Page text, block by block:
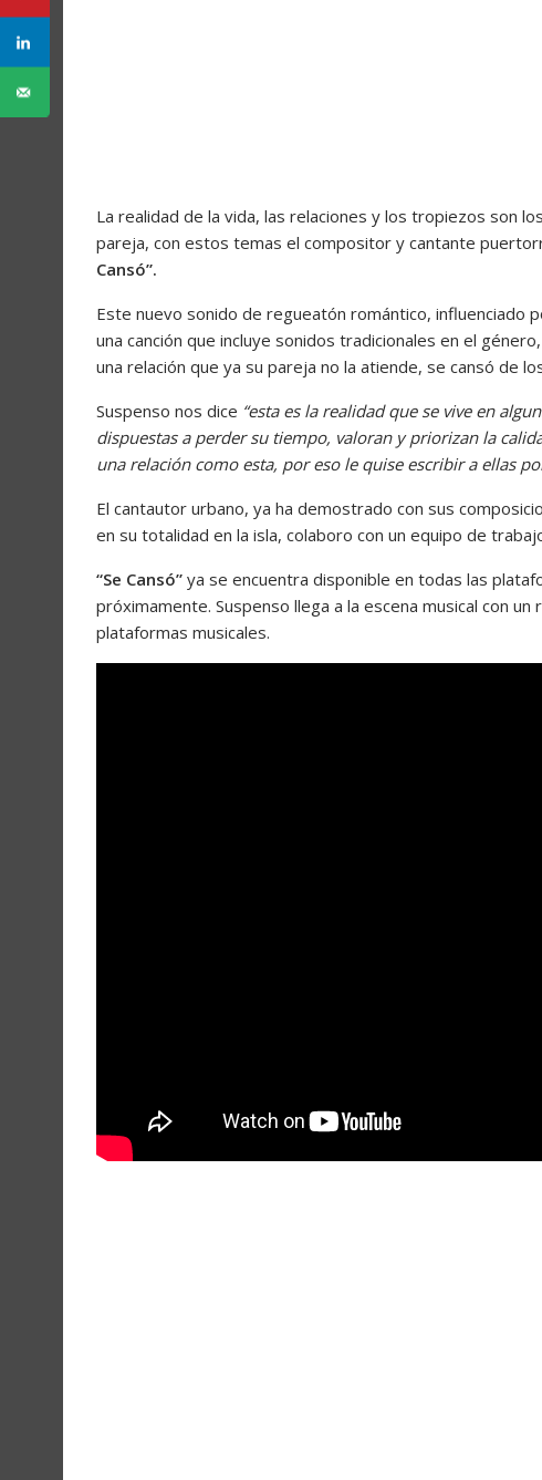
La realidad de la vida, las relaciones y los tropiezos son
pareja, con estos temas el compositor y cantante
Cansó”.
Este nuevo sonido de regueatón romántico, influenciado
una canción que incluye sonidos tradicionales en el
una relación que ya su pareja no la atiende, se cansó de
Suspenso nos dice “esta es la realidad que se vive en
dispuestas a perder su tiempo, valoran y priorizan la
una relación como esta, por eso le quise escribir a ellas
El cantautor urbano, ya ha demostrado con sus
en su totalidad en la isla, colaboro con un equipo de
“Se Cansó” ya se encuentra disponible en todas las
próximamente. Suspenso llega a la escena musical con
plataformas musicales.